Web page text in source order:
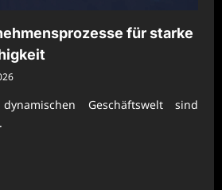
für starke
Geschäftswelt sind